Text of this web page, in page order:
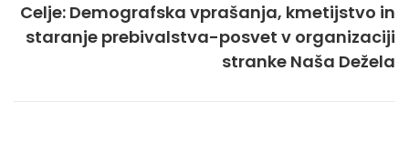
Celje: Demografska vprašanja, kmetijstvo in
staranje prebivalstva-posvet v organizaciji
stranke Naša Dežela